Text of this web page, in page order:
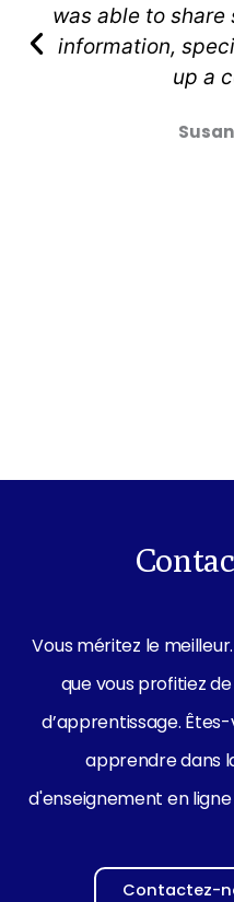
was able to
information,
up a
Vous méritez le
que vous profitiez
d’apprentissage.
apprendre dans
d'enseignement en
Contactez-